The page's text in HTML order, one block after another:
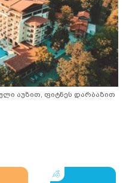
აუზით, ფიტნეს დარბაზით